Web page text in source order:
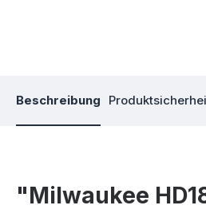
Beschreibung
"Milwaukee